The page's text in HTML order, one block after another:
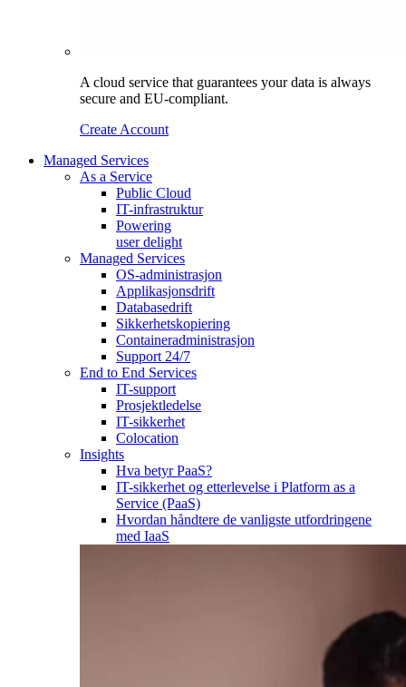
A cloud service that guarantees your data is always
secure and EU-compliant.
Create Account
Managed Services
As a Service
Public Cloud
IT-infrastruktur
Powering
user delight
Managed Services
OS‑administrasjon
Applikasjonsdrift
Databasedrift
Sikkerhetskopiering
Containeradministrasjon
Support 24/7
End to End Services
IT-support
Prosjektledelse
IT-sikkerhet
Colocation
Insights
Hva betyr PaaS?
IT-sikkerhet og etterlevelse i Platform as a
Service (PaaS)
Hvordan håndtere de vanligste utfordringene
med IaaS